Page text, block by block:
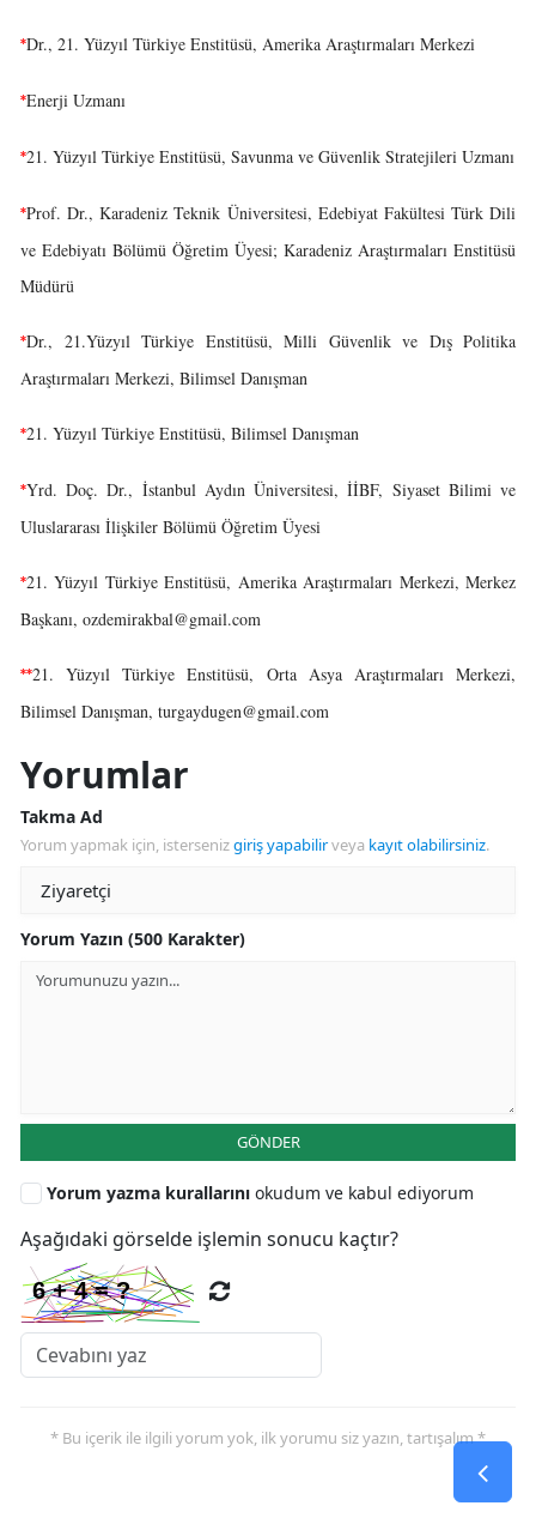
*Dr., 21. Yüzyıl Türkiye Enstitüsü, Amerika Araştırmaları Merkezi
*Enerji Uzmanı
*21. Yüzyıl Türkiye Enstitüsü, Savunma ve Güvenlik Stratejileri Uzmanı
*Prof. Dr., Karadeniz Teknik Üniversitesi, Edebiyat Fakültesi Türk Dili
ve Edebiyatı Bölümü Öğretim Üyesi; Karadeniz Araştırmaları Enstitüsü
Müdürü
*Dr., 21.Yüzyıl Türkiye Enstitüsü, Milli Güvenlik ve Dış Politika
Araştırmaları Merkezi, Bilimsel Danışman
*21. Yüzyıl Türkiye Enstitüsü, Bilimsel Danışman
*Yrd. Doç. Dr., İstanbul Aydın Üniversitesi, İİBF, Siyaset Bilimi ve
Uluslararası İlişkiler Bölümü Öğretim Üyesi
*21. Yüzyıl Türkiye Enstitüsü, Amerika Araştırmaları Merkezi, Merkez
Başkanı, ozdemirakbal@gmail.com
**21. Yüzyıl Türkiye Enstitüsü, Orta Asya Araştırmaları Merkezi,
Bilimsel Danışman, turgaydugen@gmail.com
Yorumlar
Takma Ad
Yorum yapmak için, istersenizgiriş yapabilirveya kayıt olabilirsiniz.
Yorum Yazın (500 Karakter)
GÖNDER
Yorum yazma kurallarını okudum ve kabul ediyorum
Aşağıdaki görselde işlemin sonucu kaçtır?
* Bu içerik ile ilgili yorum yok, ilk yorumu siz yazın, tartışalım *